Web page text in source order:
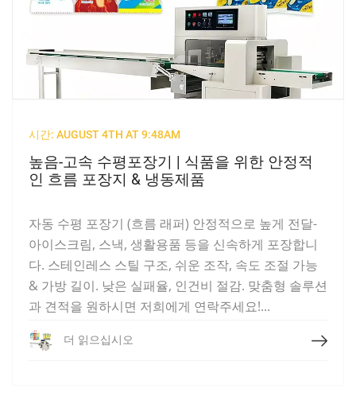
시간: AUGUST 4TH AT 9:48AM
높음-고속 수평포장기 | 식품을 위한 안정적
인 흐름 포장지 & 냉동제품
자동 수평 포장기 (흐름 래퍼) 안정적으로 높게 전달-
아이스크림, 스낵, 생활용품 등을 신속하게 포장합니
다. 스테인레스 스틸 구조, 쉬운 조작, 속도 조절 가능
& 가방 길이. 낮은 실패율, 인건비 절감. 맞춤형 솔루션
과 견적을 원하시면 저희에게 연락주세요!...
더 읽으십시오 더 읽으십시오